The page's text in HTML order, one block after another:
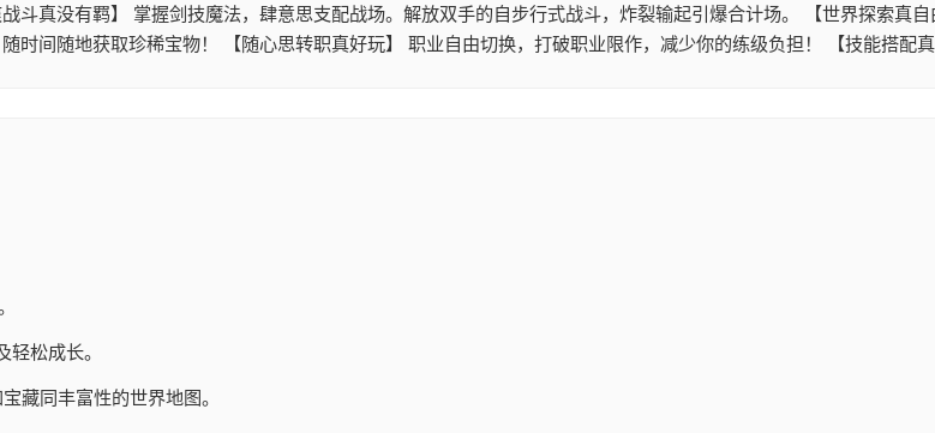
斗真没有羁】 掌握剑技魔法，肆意思支配战场。解放双手的自步行式战斗，炸裂输起引爆合计场。 【世界探索
时间随地获取珍稀宝物！ 【随心思转职真好玩】 职业自由切换，打破职业限作，减少你的练级负担！ 【技能搭配
松成长。
藏同丰富性的世界地图。